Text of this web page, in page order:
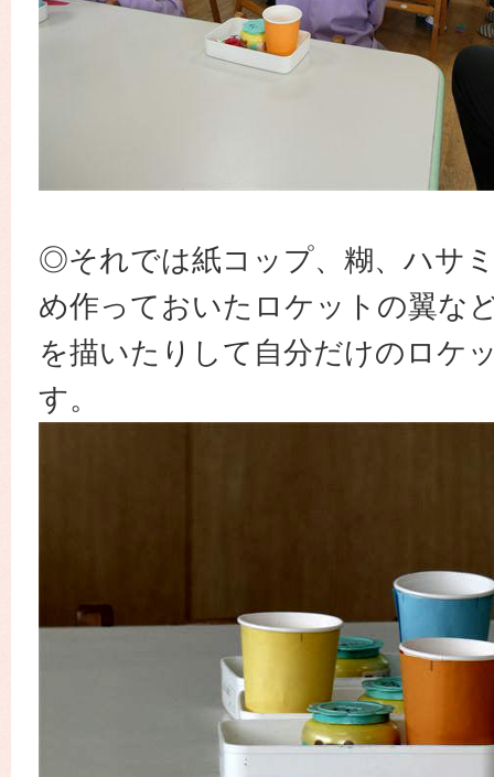
◎それでは紙コップ、糊、ハサ
め作っておいたロケットの翼な
を描いたりして自分だけのロケ
す。